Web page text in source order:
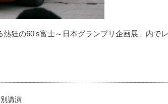
狂の60's富士～日本グランプリ企画展」内でレ
講演